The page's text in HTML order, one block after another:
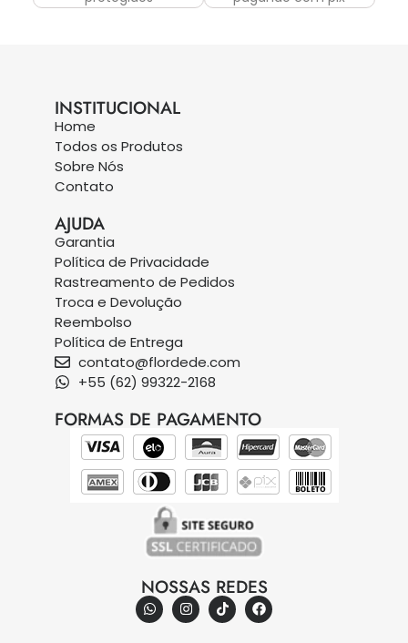
INSTITUCIONAL
Home
Todos os Produtos
Sobre Nós
Contato
AJUDA
Garantia
Política de Privacidade
Rastreamento de Pedidos
Troca e Devolução
Reembolso
Política de Entrega
contato@flordede.com
+55 (62) 99322-2168
FORMAS DE PAGAMENTO
NOSSAS REDES